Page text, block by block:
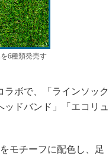
6種類発売す
ボで、「ラインソック
ドバンド」「エコリュ
モチーフに配色し、足